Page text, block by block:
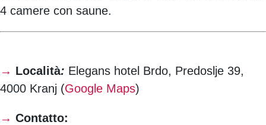
4 camere con saune.
→ Località: Elegans hotel Brdo, Predoslje 39,
4000 Kranj (Google Maps)
→ Contatto: